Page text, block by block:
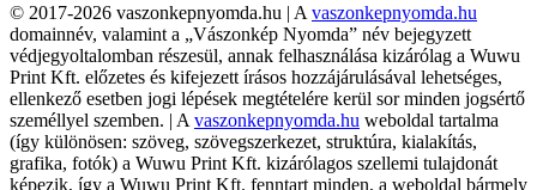
© 2017-2026 vaszonkepnyomda.hu | A vaszonkepnyomda.hu
domainnév, valamint a „Vászonkép Nyomda” név bejegyzett
védjegyoltalomban részesül, annak felhasználása kizárólag a Wuwu
Print Kft. előzetes és kifejezett írásos hozzájárulásával lehetséges,
ellenkező esetben jogi lépések megtételére kerül sor minden jogsértő
személlyel szemben. | A vaszonkepnyomda.hu weboldal tartalma
(így különösen: szöveg, szövegszerkezet, struktúra, kialakítás,
grafika, fotók) a Wuwu Print Kft. kizárólagos szellemi tulajdonát
képezik, így a Wuwu Print Kft. fenntart minden, a weboldal bármely